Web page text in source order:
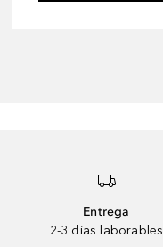
Entrega
2-3 días laborables